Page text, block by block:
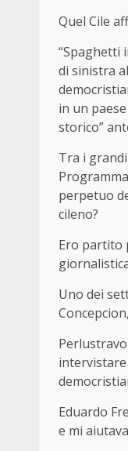
Quel Cile
“Spaghetti
di sinistra
in un
storico”
Tra i
perpetuo
cileno?
Ero partito
Uno dei
intervistare
Eduardo
e mi